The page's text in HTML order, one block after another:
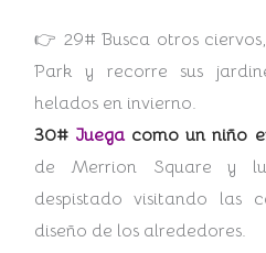
👉 29# Busca otros
Park y recorre sus
helados en invierno.
30# Juegacomo un niño
de Merrion Square y
despistado visitando las
diseño de los alrededores.